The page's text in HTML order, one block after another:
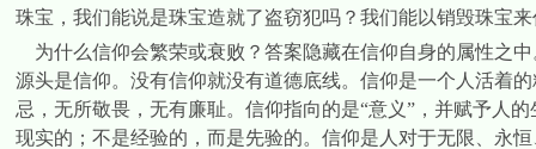
珠宝，我们能说是珠宝造就了盗窃犯吗？我们能以销毁珠宝
为什么信仰会繁荣或衰败？答案隐藏在信仰自身的属性之
源头是信仰。没有信仰就没有道德底线。信仰是一个人活着
忌，无所敬畏，无有廉耻。信仰指向的是“意义”，并赋予人
现实的；不是经验的，而是先验的。信仰是人对于无限、永